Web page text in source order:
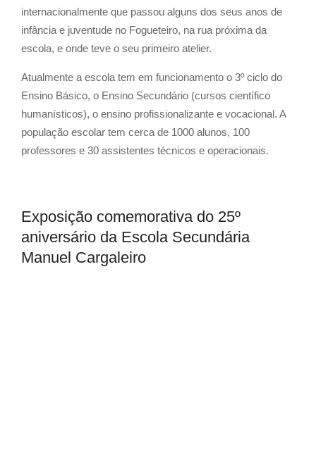
internacionalmente que passou alguns dos seus anos de
infância e juventude no Fogueteiro, na rua próxima da
escola, e onde teve o seu primeiro atelier.
Atualmente a escola tem em funcionamento o 3º ciclo do
Ensino Básico, o Ensino Secundário (cursos científico
humanísticos), o ensino profissionalizante e vocacional. A
população escolar tem cerca de 1000 alunos, 100
professores e 30 assistentes técnicos e operacionais.
Exposição comemorativa do 25º
aniversário da Escola Secundária
Manuel Cargaleiro